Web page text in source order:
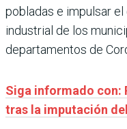
pobladas e impulsar
industrial de los
departamentos de
Siga informado con:
tras la imputación